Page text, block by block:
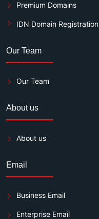
Premium Domains
IDN Domain Registration
Our Team
Our Team
About us
About us
Email
Business Email
Enterprise Email